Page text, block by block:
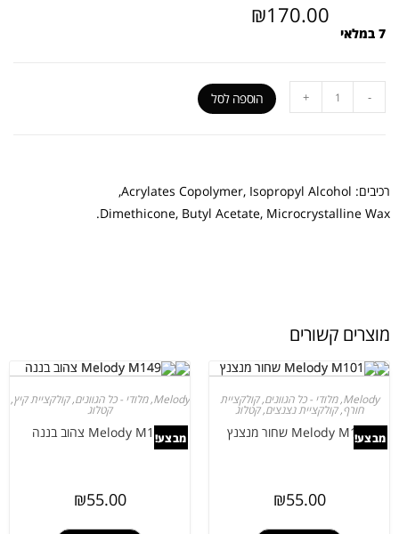
₪170.00
7 במלאי
-
+ הוספה לסל
רכיבים: Acrylates Copolymer, Isopropyl Alcohol,
Dimethicone, Butyl Acetate, Microcrystalline Wax.
מוצרים קשורים
מבצע!
Melody
,מלודי - כל הגוונים,קולקציית
חורף,קולקציית נצנצים,קטלוג
Melody M101 שחור מנצנץ
₪55.00
מבצע!
Melody
,מלודי - כל הגוונים,קולקציית קיץ,
קטלוג
Melody M149 צהוב בננה
₪55.00